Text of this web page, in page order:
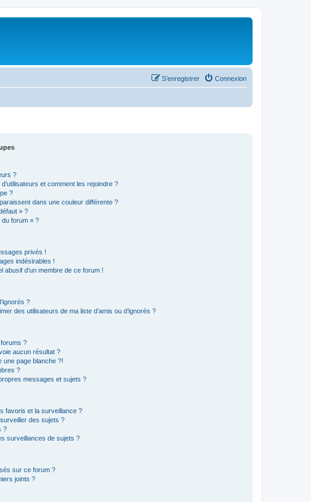
Connexion
S’enregistrer
?
et comment les rejoindre ?
?
dans une couleur différente ?
» ?
du forum » ?
privés !
indésirables !
abusif d’un membre de ce forum !
?
des utilisateurs de ma liste d’amis ou d’ignorés ?
?
aucun résultat ?
une page blanche ?!
?
messages et sujets ?
favoris et la surveillance ?
des sujets ?
?
surveillances de sujets ?
sur ce forum ?
joints ?